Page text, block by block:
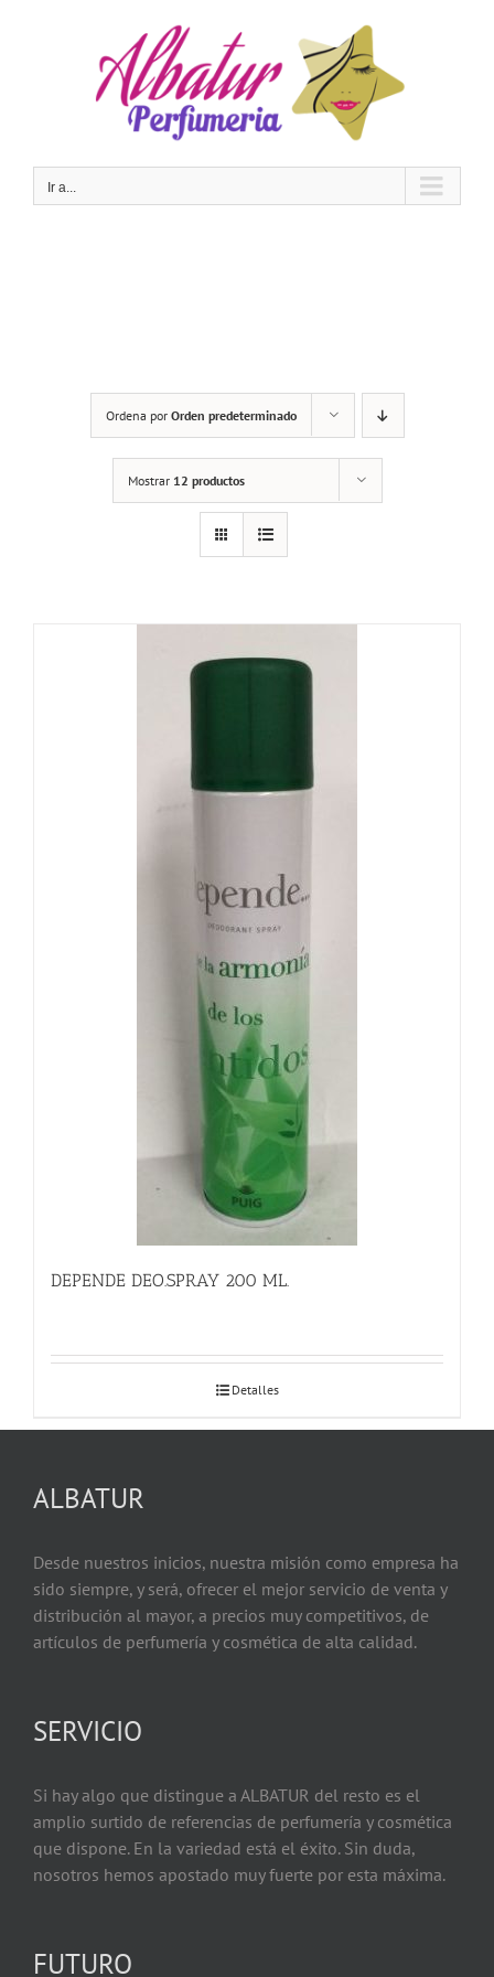
Ir a...
Ordena por Orden predeterminado
Mostrar 12 productos
DEPENDE DEO.SPRAY 200 ML.
Detalles
ALBATUR
Desde nuestros inicios, nuestra misión como empresa ha
sido siempre, y será, ofrecer el mejor servicio de venta y
distribución al mayor, a precios muy competitivos, de
artículos de perfumería y cosmética de alta calidad.
SERVICIO
Si hay algo que distingue a ALBATUR del resto es el
amplio surtido de referencias de perfumería y cosmética
que dispone. En la variedad está el éxito. Sin duda,
nosotros hemos apostado muy fuerte por esta máxima.
FUTURO